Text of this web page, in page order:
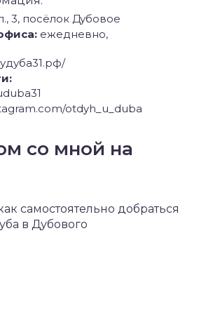
3, посёлок Дубовое
ежедневно,
otdyh_u_duba
со мной на
самостоятельно добраться
в Дубового